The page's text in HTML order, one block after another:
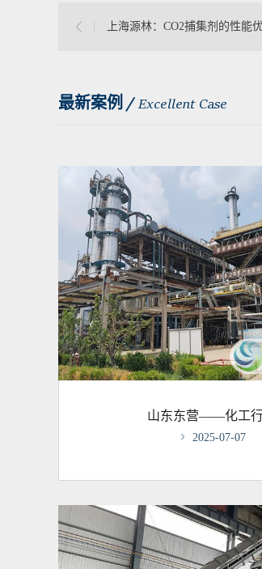
上海源林：CO2捕集剂的性能
最新案例 /Excellent Case
山东东营——化工
 2025-07-07